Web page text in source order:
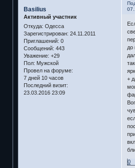
Basilius
Активный участник
Откуда: Одесса
Зарегистрирован: 24.11.2011
Приглашений: 0
Сообщений: 443
Уважение: +29
Пол: Мужской
Провел на форуме:
7 дней 10 часов
Последний визит:
23.03.2016 23:09
до
+
0